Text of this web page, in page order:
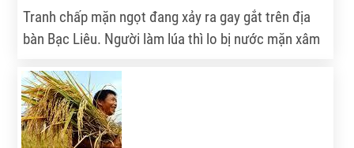
Tranh chấp mặn ngọt đang xảy ra gay gắt trên địa
bàn Bạc Liêu. Người làm lúa thì lo bị nước mặn xâm
cứu tôm.